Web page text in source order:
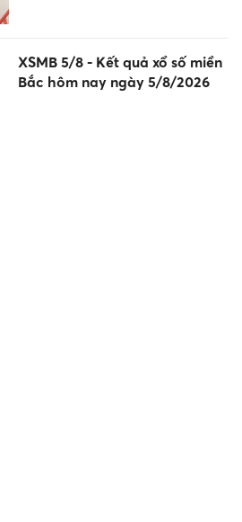
XSMB 5/8 - Kết quả xổ số miền
Bắc hôm nay ngày 5/8/2026